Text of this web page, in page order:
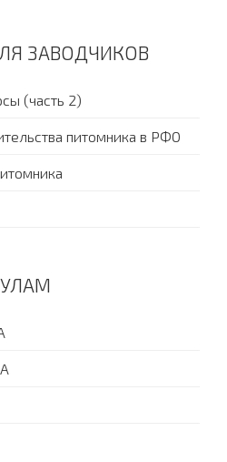
ЗАВОДЧИКОВ
(часть 2)
питомника в РФО